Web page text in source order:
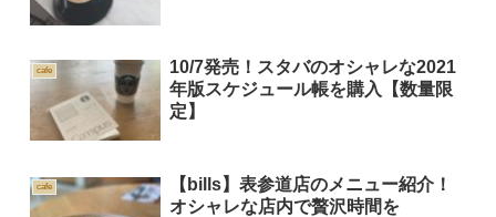
cafe
10/7発売！スタバのオシャレな2021
年版スケジュール帳を購入【数量限
定】
cafe
【bills】表参道店のメニュー紹介！
オシャレな店内で贅沢時間を